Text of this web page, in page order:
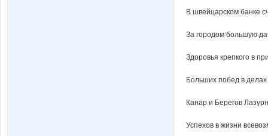
В швейцарском банке
За городом большую
Здоровья крепкого в
Больших побед в
Канар и Берегов
Успехов в жизни